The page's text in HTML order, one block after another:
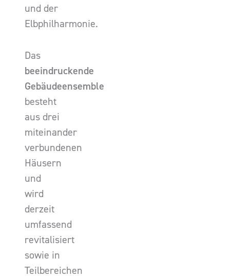
und der
Elbphilharmonie.
Das
beeindruckende
Gebäudeensemble
besteht
aus drei
miteinander
verbundenen
Häusern
und
wird
derzeit
umfassend
revitalisiert
sowie in
Teilbereichen